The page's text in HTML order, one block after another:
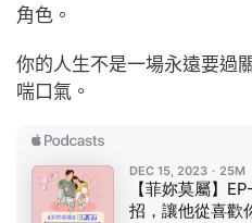
角色。
你的人生不是一場永遠要過
喘口氣。